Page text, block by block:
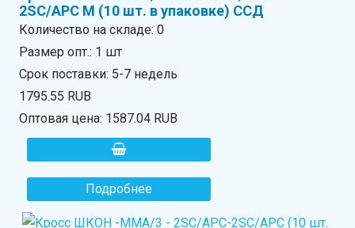
2SC/APC М (10 шт. в упаковке) ССД
Количество на складе:0
Размер опт.: 1 шт
Срок поставки: 5-7 недель
1795.55 RUB
Оптовая цена: 1587.04 RUB
Подробнее